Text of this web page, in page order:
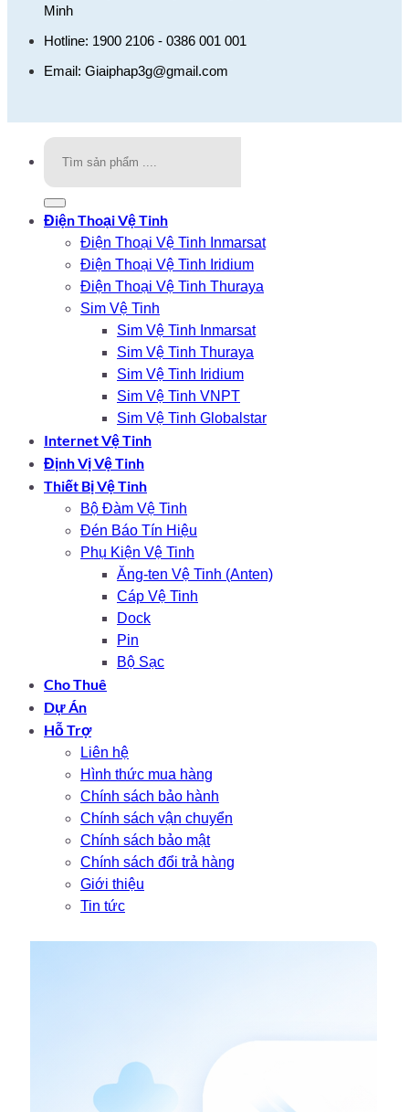
Minh
Hotline: 1900 2106 - 0386 001 001
Email: Giaiphap3g@gmail.com
Tìm
kiếm:
Điện Thoại Vệ Tinh
Điện Thoại Vệ Tinh Inmarsat
Điện Thoại Vệ Tinh Iridium
Điện Thoại Vệ Tinh Thuraya
Sim Vệ Tinh
Sim Vệ Tinh Inmarsat
Sim Vệ Tinh Thuraya
Sim Vệ Tinh Iridium
Sim Vệ Tinh VNPT
Sim Vệ Tinh Globalstar
Internet Vệ Tinh
Định Vị Vệ Tinh
Thiết Bị Vệ Tinh
Bộ Đàm Vệ Tinh
Đén Báo Tín Hiệu
Phụ Kiện Vệ Tinh
Ăng-ten Vệ Tinh (Anten)
Cáp Vệ Tinh
Dock
Pin
Bộ Sạc
Cho Thuê
Dự Án
Hỗ Trợ
Liên hệ
Hình thức mua hàng
Chính sách bảo hành
Chính sách vận chuyển
Chính sách bảo mật
Chính sách đổi trả hàng
Giới thiệu
Tin tức